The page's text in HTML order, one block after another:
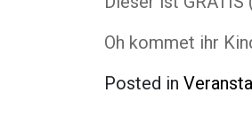
Oh kommet ihr
Posted in